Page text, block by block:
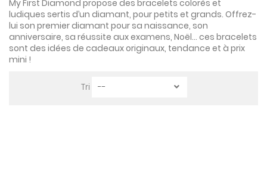
My First Diamond propose des bracelets colorés et
ludiques sertis d’un diamant, pour petits et grands. Offrez-
lui son premier diamant pour sa naissance, son
anniversaire, sa réussite aux examens, Noël… ces bracelets
sont des idées de cadeaux originaux, tendance et à prix
mini !
Tri